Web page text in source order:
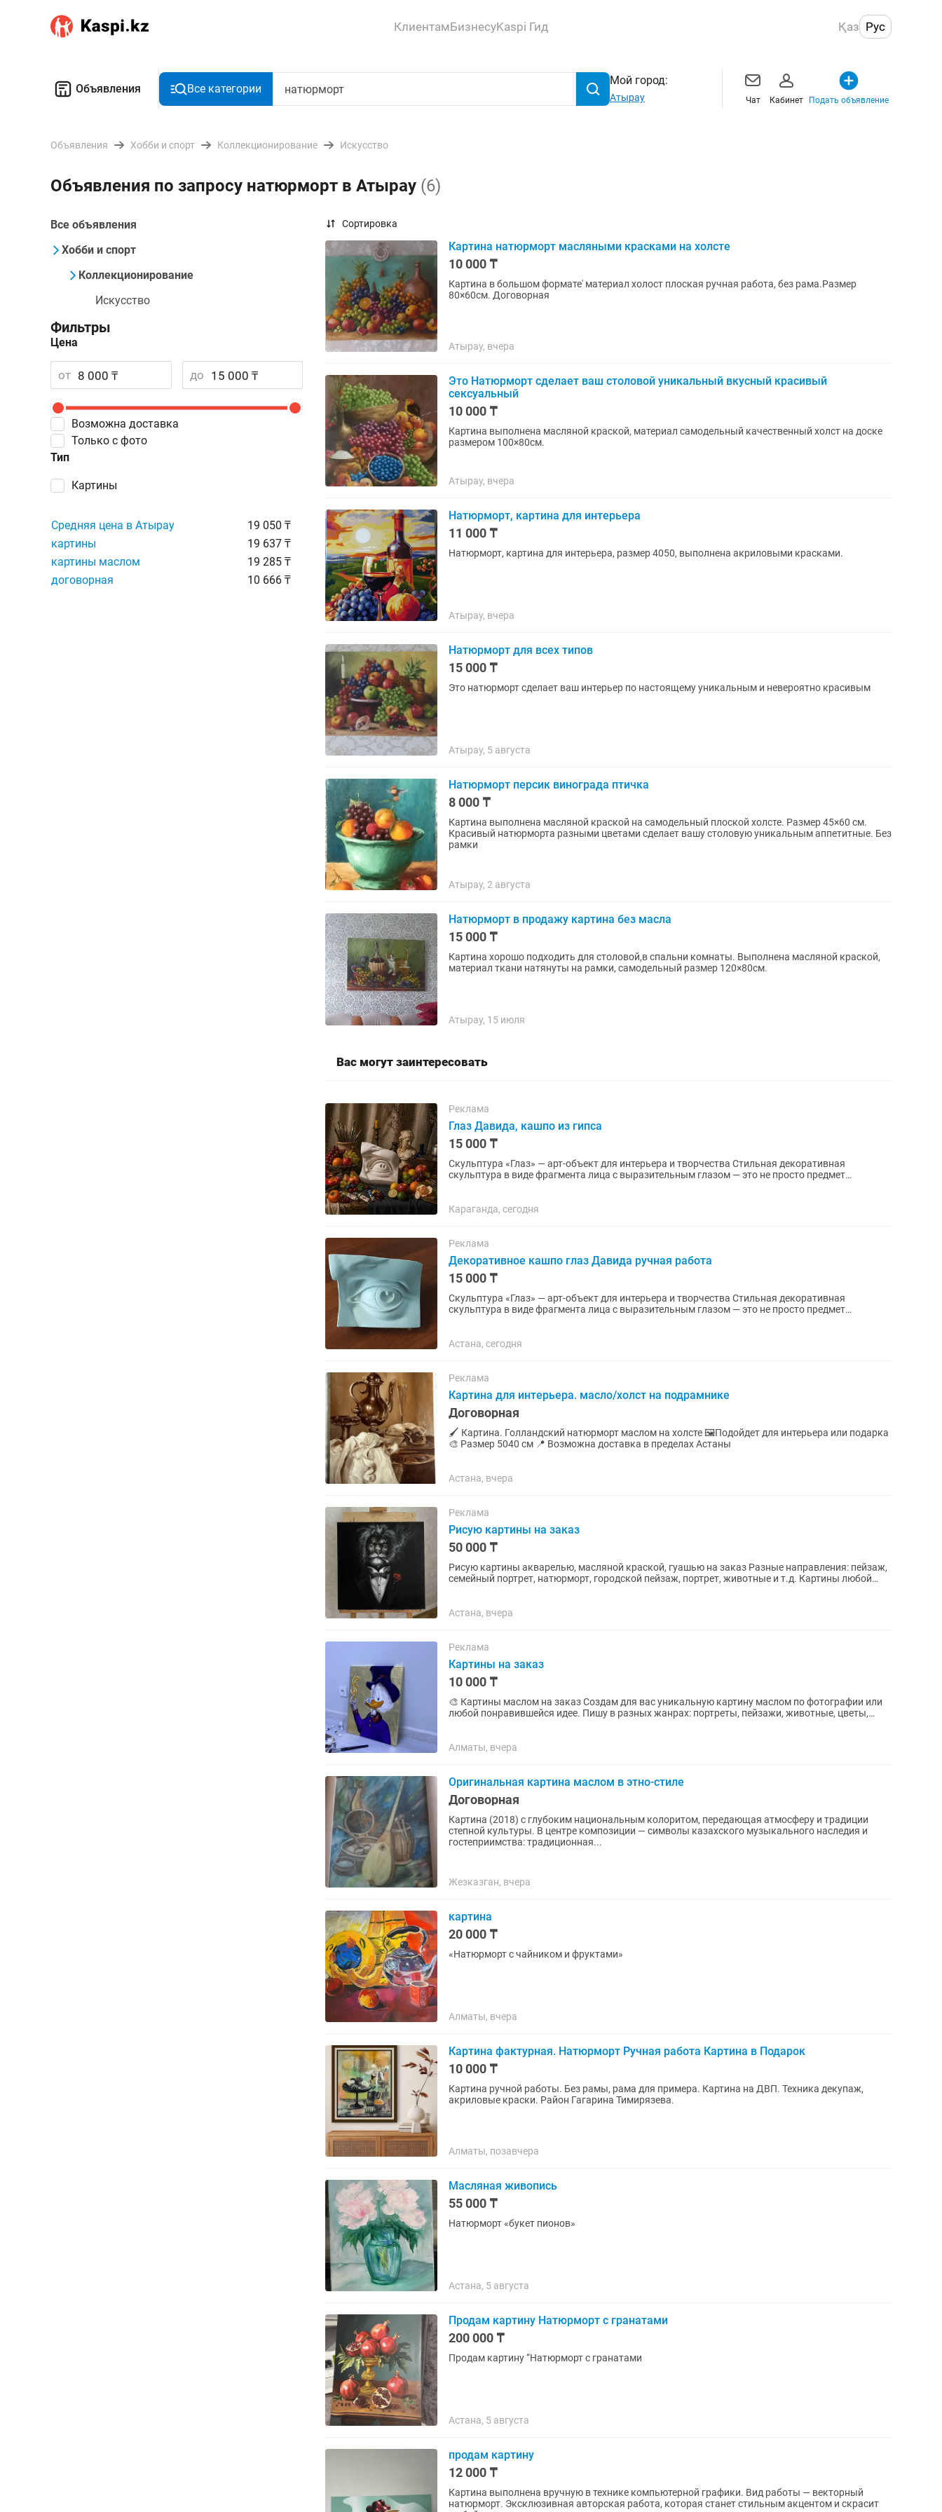
КлиентамБизнесуKaspi Гид Қаз Рус
Объявления Все категории
Мой город:
Атырау Чат Кабинет Подать объявление
Объявления Хобби и спорт Коллекционирование Искусство
Объявления по запросу натюрморт в Атырау (6)
Все объявления
Хобби и спорт
Коллекционирование
Искусство
Фильтры
Цена
от до
Возможна доставка
Тип
картины
Только с фото
Средняя цена в Атырау
19 050 ₸
картины
19 637 ₸
картины маслом
19 285 ₸
договорная
10 666 ₸
Сортировка
Картина натюрморт масляными красками на холсте
10 000 ₸
Картина в большом формате' материал холост плоская ручная работа, без рама.Размер
80×60см. Договорная
Атырау, вчера
Это Натюрморт сделает ваш столовой уникальный вкусный красивый
сексуальный
10 000 ₸
Картина выполнена масляной краской, материал самодельный качественный холст на доске
размером 100×80см.
Атырау, вчера
Натюрморт, картина для интерьера
11 000 ₸
Натюрморт, картина для интерьера, размер 4050, выполнена акриловыми красками.
Атырау, вчера
Натюрморт для всех типов
15 000 ₸
Это натюрморт сделает ваш интерьер по настоящему уникальным и невероятно красивым
Атырау, 5 августа
Натюрморт персик винограда птичка
8 000 ₸
Картина выполнена масляной краской на самодельный плоской холсте. Размер 45×60 см.
Красивый натюрморта разными цветами сделает вашу столовую уникальным аппетитные. Без
рамки
Атырау, 2 августа
Натюрморт в продажу картина без масла
15 000 ₸
Картина хорошо подходить для столовой,в спальни комнаты. Выполнена масляной краской,
материал ткани натянуты на рамки, самодельный размер 120×80см.
Атырау, 15 июля
Вас могут заинтересовать
Реклама
Глаз Давида, кашпо из гипса
15 000 ₸
Скульптура «Глаз» — арт-объект для интерьера и творчества Стильная декоративная
скульптура в виде фрагмента лица с выразительным глазом — это не просто предмет
Караганда, сегодня
Реклама
Декоративное кашпо глаз Давида ручная работа
15 000 ₸
Скульптура «Глаз» — арт-объект для интерьера и творчества Стильная декоративная
скульптура в виде фрагмента лица с выразительным глазом — это не просто предмет
Астана, сегодня
Реклама
Картина для интерьера. масло/холст на подрамнике
Договорная
🖌️ Картина. Голландский натюрморт маслом на холсте 🖼️Подойдет для интерьера или подарка
🎨 Размер 5040 см 📍 Возможна доставка в пределах Астаны
Астана, вчера
Реклама
Рисую картины на заказ
50 000 ₸
Рисую картины акварелью, масляной краской, гуашью на заказ Разные направления: пейзаж,
семейный портрет, натюрморт, городской пейзаж, портрет, животные и т.д. Картины любой
Астана, вчера
Реклама
Картины на заказ
10 000 ₸
🎨 Картины маслом на заказ Создам для вас уникальную картину маслом по фотографии или
любой понравившейся идее. Пишу в разных жанрах: портреты, пейзажи, животные, цветы,
Алматы, вчера
Оригинальная картина маслом в этно-стиле
Договорная
Картина (2018) с глубоким национальным колоритом, передающая атмосферу и традиции
степной культуры. В центре композиции — символы казахского музыкального наследия и
гостеприимства: традиционная...
Жезказган, вчера
картина
20 000 ₸
«Натюрморт с чайником и фруктами»
Алматы, вчера
Картина фактурная. Натюрморт Ручная работа Картина в Подарок
10 000 ₸
Картина ручной работы. Без рамы, рама для примера. Картина на ДВП. Техника декупаж,
акриловые краски. Район Гагарина Тимирязева.
Алматы, позавчера
Масляная живопись
55 000 ₸
Натюрморт «букет пионов»
Астана, 5 августа
Продам картину Натюрморт с гранатами
200 000 ₸
Продам картину “Натюрморт с гранатами
Астана, 5 августа
продам картину
12 000 ₸
Картина выполнена вручную в технике компьютерной графики. Вид работы — векторный
натюрморт. Эксклюзивная авторская работа, которая станет стильным акцентом и скрасит